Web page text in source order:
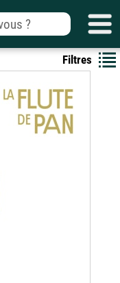
Filtres